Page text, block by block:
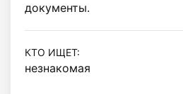
документы.
КТО ИЩЕТ:
незнакомая